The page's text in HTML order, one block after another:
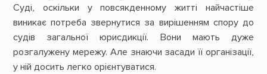
Суді, оскільки у повсякденному житті найчастіше
виникає потреба звернутися за вирішенням спору до
судів загальної юрисдикції. Вони мають дуже
розгалужену мережу. Але знаючи засади її організації,
у ній досить легко орієнтуватися.